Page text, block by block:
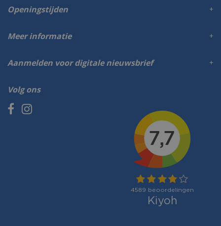
Volg ons
Openingstijden
Meer informatie
Aanmelden voor digitale nieuwsbrief